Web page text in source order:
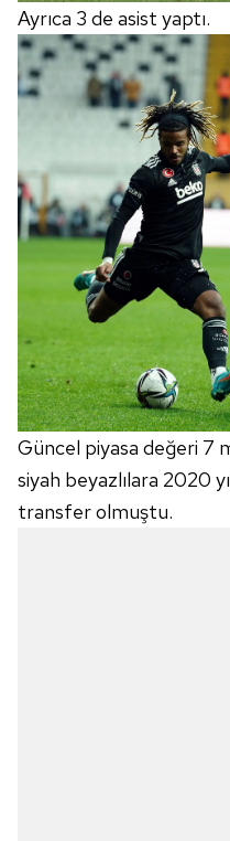
Ayrıca 3 de asist yaptı.
Güncel piyasa değeri 7
siyah beyazlılara 2020
transfer olmuştu.